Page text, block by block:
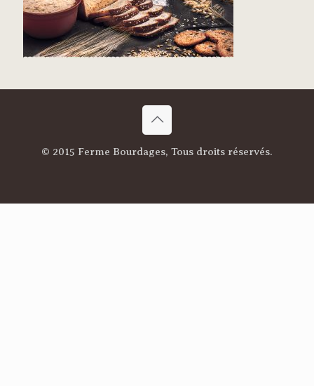
© 2015 Ferme Bourdages, Tous droits réservés.